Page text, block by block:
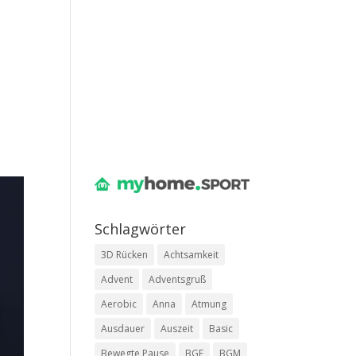
Schlag­wör­ter
3D Rücken
Achtsamkeit
Advent
Adventsgruß
Aerobic
Anna
Atmung
Ausdauer
Auszeit
Basic
Bewegte Pause
BGF BGM